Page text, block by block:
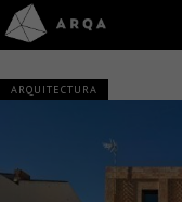
ARQUITECTURA